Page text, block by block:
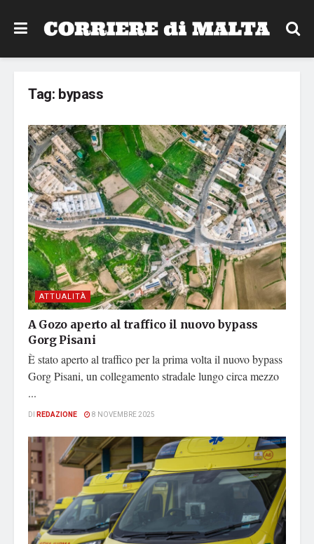
Tag: bypass
ATTUALITÀ
A Gozo aperto al traffico il nuovo bypass
Gorg Pisani
È stato aperto al traffico per la prima volta il nuovo bypass
Gorg Pisani, un collegamento stradale lungo circa mezzo
...
DI REDAZIONE 8 NOVEMBRE 2025